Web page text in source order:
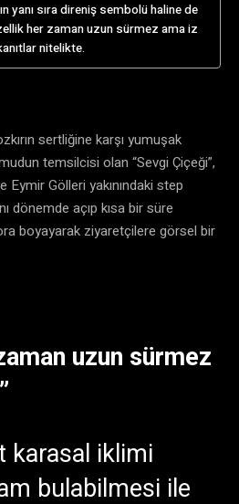
yanı sıra direniş sembolü haline de
her zaman uzun sürmez ama iz
nitelikte.
sertliğine karşı yumuşak
temsilcisi olan “Sevgi Çiçeği”,
Eymir Gölleri yakınındaki step
dönemde açıp kısa bir süre
boyayarak ziyaretçilere görsel bir
uzun sürmez
karasal iklimi
bulabilmesi ile